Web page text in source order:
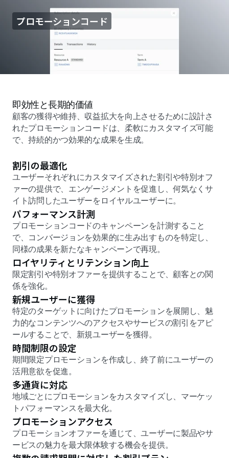
プロモーションコード
即効性と長期的価値
顧客の獲得や維持、収益拡大を向上させるために設計さ
れたプロモーションコードは、柔軟にカスタマイズ可能
で、持続的かつ効果的な成果を生成。
割引の最適化
ユーザーそれぞれにカスタマイズされた割引や特別オフ
ァーの提供で、エンゲージメントを促進し、何気なくサ
イト訪問したユーザーをロイヤルユーザーに。
パフォーマンス計測
プロモーションコードのキャンペーンを計測すること
で、コンバージョンを効果的に生み出すものを特定し、
同様の成果を新たなキャンペーンで再現。
ロイヤリティとリテンション向上
限定割引や特別オファーを提供することで、顧客との関
係を強化。
新規ユーザーに獲得
特定のターゲットに向けたプロモーションを展開し、魅
力的なコンテンツへのアクセスやサービスの割引をアピ
ールすることで、新規ユーザーを獲得。
時間制限の設定
期間限定プロモーションを作成し、終了前にユーザーの
活用意欲を促進。
多通貨に対応
地域ごとにプロモーションをカスタマイズし、マーケッ
トパフォーマンスを最大化。
プロモーションアクセス
プロモーションオファーを通じて、ユーザーに製品やサ
ービスの魅力を最大限体験する機会を提供。